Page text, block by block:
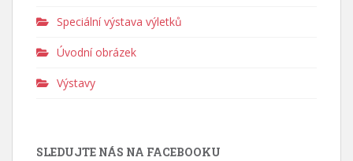
Speciální výstava výletků
Úvodní obrázek
Výstavy
SLEDUJTE NÁS NA FACEBOOKU